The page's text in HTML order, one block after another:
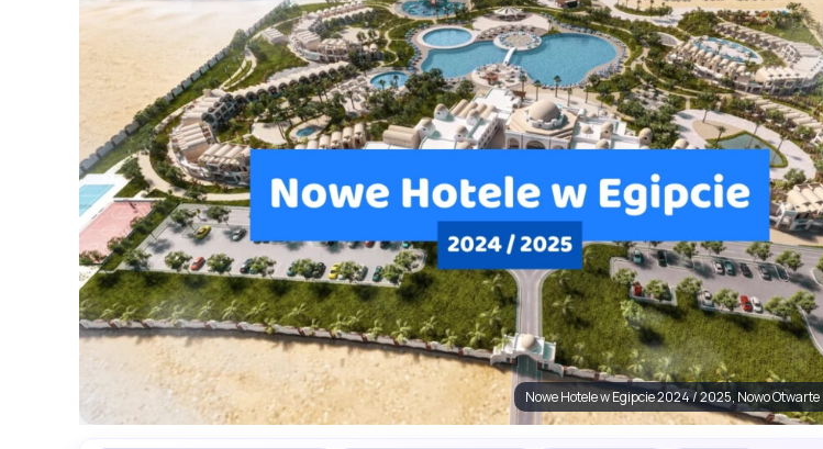
Nowe Hotele w Egipcie 2024 / 2025, Nowo Otwarte